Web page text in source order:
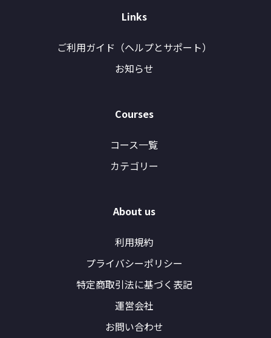
Links
ご利用ガイド（ヘルプとサポート）
お知らせ
Courses
コース一覧
カテゴリー
About us
利用規約
プライバシーポリシー
特定商取引法に基づく表記
運営会社
お問い合わせ